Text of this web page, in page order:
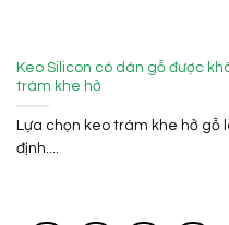
Keo Silicon có dán gỗ được
trám khe hở
Lựa chọn keo trám khe hở
định....